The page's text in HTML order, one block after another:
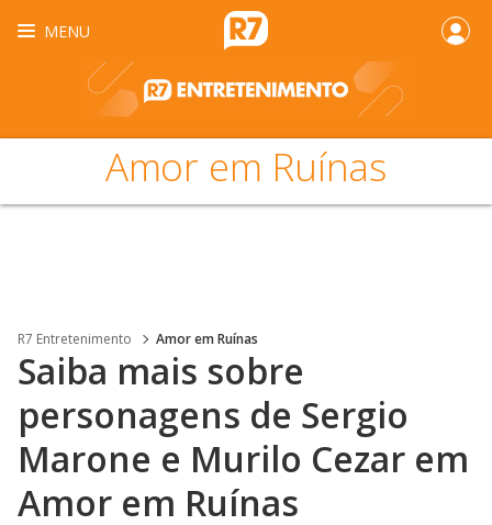
MENU
Amor em Ruínas
R7 Entretenimento Amor em Ruínas
Saiba mais sobre
personagens de Sergio
Marone e Murilo Cezar em
Amor em Ruínas